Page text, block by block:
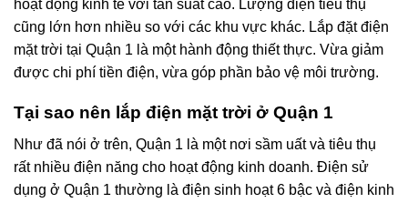
hoạt động kinh tế với tần suất cao. Lượng điện tiêu thụ
cũng lớn hơn nhiều so với các khu vực khác. Lắp đặt điện
mặt trời tại Quận 1 là một hành động thiết thực. Vừa giảm
được chi phí tiền điện, vừa góp phần bảo vệ môi trường.
Tại sao nên lắp điện mặt trời ở Quận 1
Như đã nói ở trên, Quận 1 là một nơi sầm uất và tiêu thụ
rất nhiều điện năng cho hoạt động kinh doanh. Điện sử
dụng ở Quận 1 thường là điện sinh hoạt 6 bậc và điện kinh